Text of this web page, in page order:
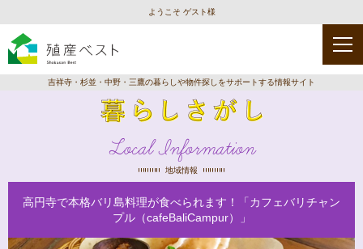
ようこそ ゲスト様
吉祥寺・杉並・中野・三鷹の暮らしや物件探しをサポートする情報サイト
Local Information
地域情報
高円寺で本格バリ島料理が食べられます！「カフェバリチャン
プル（cafeBaliCampur）」